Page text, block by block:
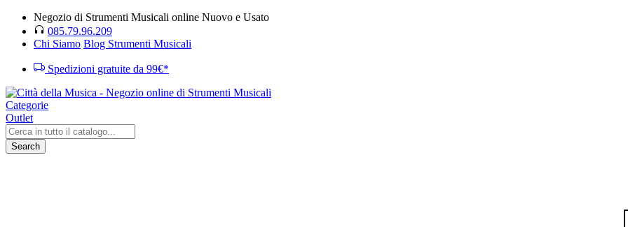
Negozio di Strumenti Musicali online Nuovo e Usato
085.79.96.209
Chi Siamo Blog Strumenti Musicali
Spedizioni gratuite da 99€*
Categorie
Outlet
Search